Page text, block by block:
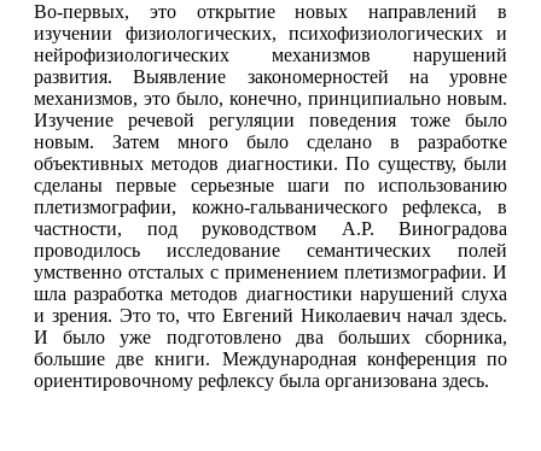
Во-первых, это открытие новых направлений в
изучении физиологических, психофизиологических и
нейрофизиологических механизмов нарушений
развития. Выявление закономерностей на уровне
механизмов, это было, конечно, принципиально новым.
Изучение речевой регуляции поведения тоже было
новым. Затем много было сделано в разработке
объективных методов диагностики. По существу, были
сделаны первые серьезные шаги по использованию
плетизмографии, кожно-гальванического рефлекса, в
частности, под руководством А.Р. Виноградова
проводилось исследование семантических полей
умственно отсталых с применением плетизмографии. И
шла разработка методов диагностики нарушений слуха
и зрения. Это то, что Евгений Николаевич начал здесь.
И было уже подготовлено два больших сборника,
большие две книги. Международная конференция по
ориентировочному рефлексу была организована здесь.